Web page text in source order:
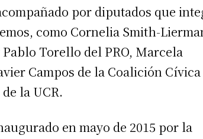
por diputados que
como Cornelia Smith-
Torello del PRO, Marcela
Campos de la Coalición
la UCR.
en mayo de 2015 por la